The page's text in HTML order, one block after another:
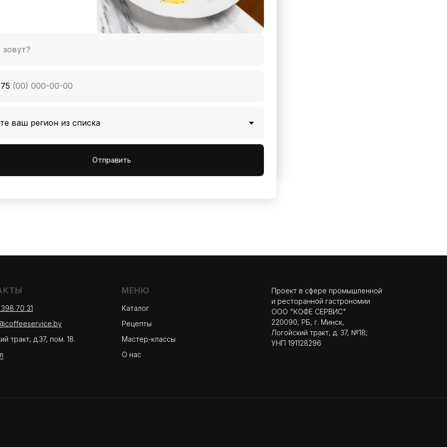
Отправить
70 31
тракт, д.37, пом. 18.
МЕНЮ
Каталог
Рецепты
Мастер-классы
О нас
Проект в сфере промышленной
и ресторанной гастрономии
ООО "КОФЕ СЕРВИС"
220090, РБ, г. Минск,
Логойский тракт, д. 37, №18,
УНП 191128296